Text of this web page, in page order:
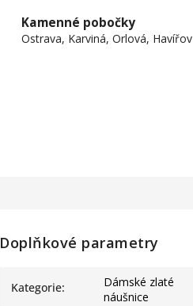
Kamenné pobočky
Ostrava, Karviná, Orlová, Havířov
Doplňkové parametry
Kategorie:
Dámské zlaté
náušnice